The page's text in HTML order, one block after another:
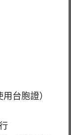
台胞證）